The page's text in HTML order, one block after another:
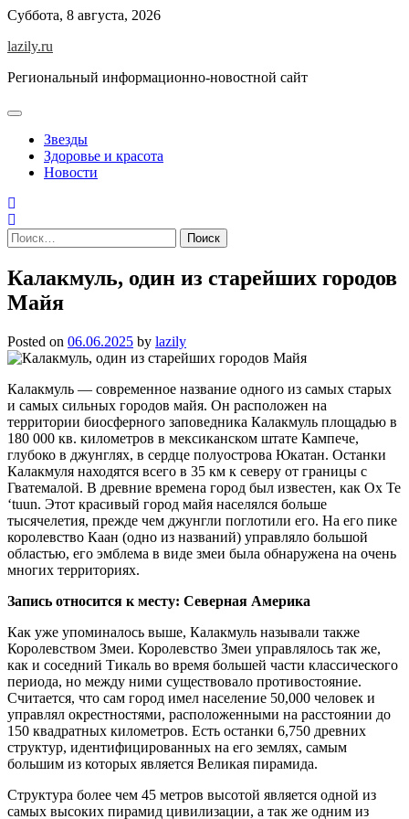
Skip
content
Суббота, 8 августа, 2026
lazily.ru
Региональный информационно-новостной сайт
Звезды
Здоровье и красота
Новости
Найти:
Калакмуль, один из старейших городов
Майя
Posted on 06.06.2025 by lazily
Калакмуль — современное название одного из самых старых
и самых сильных городов майя. Он расположен на
территории биосферного заповедника Калакмуль площадью в
180 000 кв. километров в мексиканском штате Кампече,
глубоко в джунглях, в сердце полуострова Юкатан. Останки
Калакмуля находятся всего в 35 км к северу от границы с
Гватемалой. В древние времена город был известен, как Ox Te
‘tuun. Этот красивый город майя населялся больше
тысячелетия, прежде чем джунгли поглотили его. На его пике
королевство Каан (одно из названий) управляло большой
областью, его эмблема в виде змеи была обнаружена на очень
многих территориях.
Запись относится к месту: Северная Америка
Как уже упоминалось выше, Калакмуль называли также
Королевством Змеи. Королевство Змеи управлялось так же,
как и соседний Тикаль во время большей части классического
периода, но между ними существовало противостояние.
Считается, что сам город имел население 50,000 человек и
управлял окрестностями, расположенными на расстоянии до
150 квадратных километров. Есть останки 6,750 древних
структур, идентифицированных на его землях, самым
большим из которых является Великая пирамида.
Структура более чем 45 метров высотой является одной из
самых высоких пирамид цивилизации, а так же одним из